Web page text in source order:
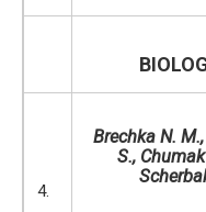
4.
Brechka N.
S.,